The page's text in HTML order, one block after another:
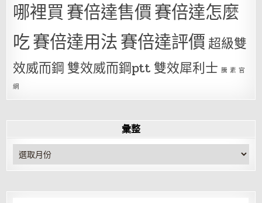
哪裡買賽倍達售價賽倍達怎麼
吃賽倍達用法賽倍達評價超級雙
效威而鋼 雙效威而鋼ptt 雙效犀利士 騰 素 官
網
彙整
彙
整